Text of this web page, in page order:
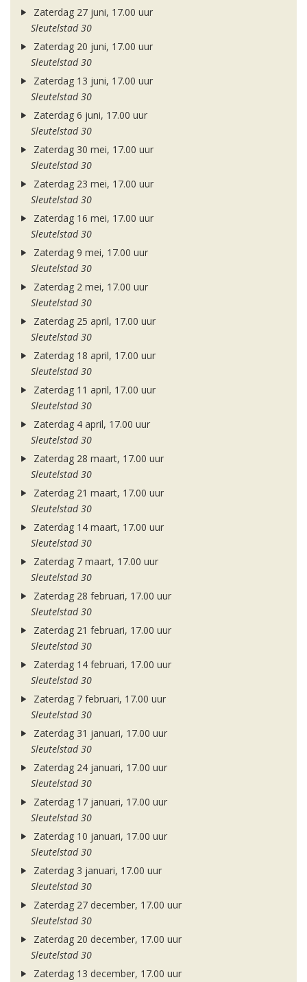
Zaterdag 27 juni, 17.00 uur
Sleutelstad 30
Zaterdag 20 juni, 17.00 uur
Sleutelstad 30
Zaterdag 13 juni, 17.00 uur
Sleutelstad 30
Zaterdag 6 juni, 17.00 uur
Sleutelstad 30
Zaterdag 30 mei, 17.00 uur
Sleutelstad 30
Zaterdag 23 mei, 17.00 uur
Sleutelstad 30
Zaterdag 16 mei, 17.00 uur
Sleutelstad 30
Zaterdag 9 mei, 17.00 uur
Sleutelstad 30
Zaterdag 2 mei, 17.00 uur
Sleutelstad 30
Zaterdag 25 april, 17.00 uur
Sleutelstad 30
Zaterdag 18 april, 17.00 uur
Sleutelstad 30
Zaterdag 11 april, 17.00 uur
Sleutelstad 30
Zaterdag 4 april, 17.00 uur
Sleutelstad 30
Zaterdag 28 maart, 17.00 uur
Sleutelstad 30
Zaterdag 21 maart, 17.00 uur
Sleutelstad 30
Zaterdag 14 maart, 17.00 uur
Sleutelstad 30
Zaterdag 7 maart, 17.00 uur
Sleutelstad 30
Zaterdag 28 februari, 17.00 uur
Sleutelstad 30
Zaterdag 21 februari, 17.00 uur
Sleutelstad 30
Zaterdag 14 februari, 17.00 uur
Sleutelstad 30
Zaterdag 7 februari, 17.00 uur
Sleutelstad 30
Zaterdag 31 januari, 17.00 uur
Sleutelstad 30
Zaterdag 24 januari, 17.00 uur
Sleutelstad 30
Zaterdag 17 januari, 17.00 uur
Sleutelstad 30
Zaterdag 10 januari, 17.00 uur
Sleutelstad 30
Zaterdag 3 januari, 17.00 uur
Sleutelstad 30
Zaterdag 27 december, 17.00 uur
Sleutelstad 30
Zaterdag 20 december, 17.00 uur
Sleutelstad 30
Zaterdag 13 december, 17.00 uur